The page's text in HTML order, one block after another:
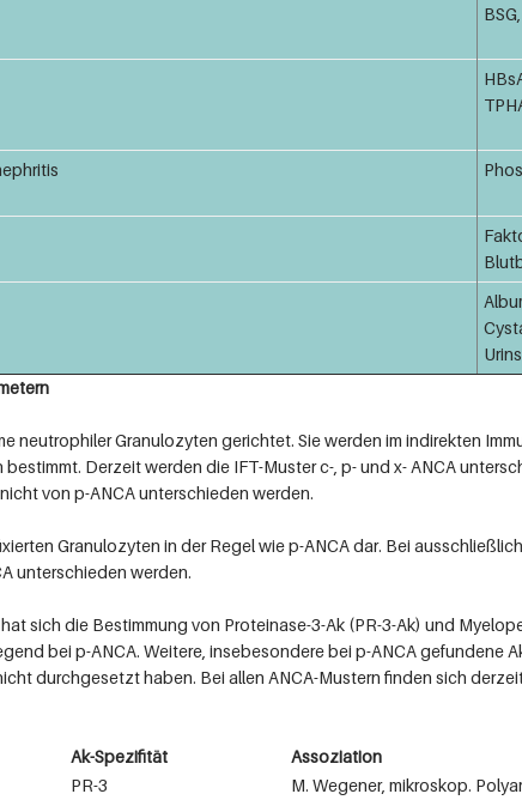
neutrophiler Granulozyten gerichtet. Sie werden im indirekten
Derzeit werden die IFT-Muster c-, p- und x- ANCA
von p-ANCA unterschieden werden.
Granulozyten in der Regel wie p-ANCA dar. Bei
unterschieden werden.
sich die Bestimmung von Proteinase-3-Ak (PR-3-Ak) und
bei p-ANCA. Weitere, insebesondere bei p-ANCA gefundene
durchgesetzt haben. Bei allen ANCA-Mustern finden sich
Ak-Spezifität
Assoziation
PR-3
M. Wegener, mikroskop.